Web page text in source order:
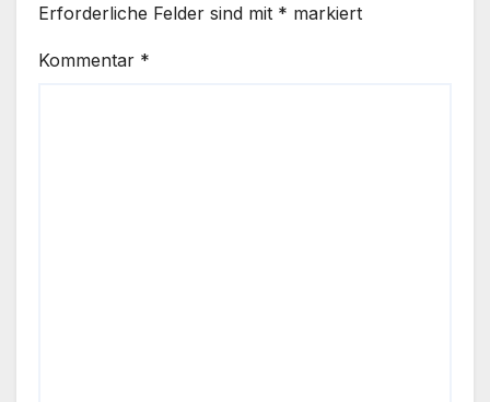
Erforderliche Felder sind mit * markiert
Kommentar *